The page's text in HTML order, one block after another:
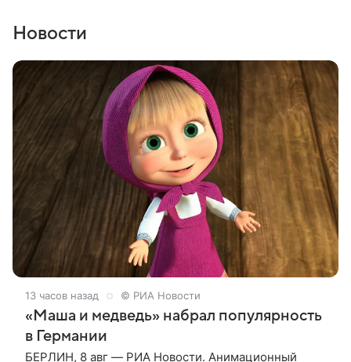
Новости
13 часов назад © РИА Новости
«Маша и медведь» набрал популярность
в Германии
БЕРЛИН, 8 авг — РИА Новости. Анимационный